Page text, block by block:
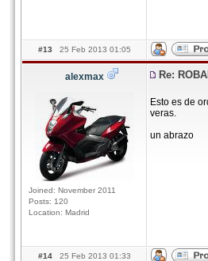
#13 25 Feb 2013 01:05
alexmax
Joined: November 2011
Posts: 120
Location: Madrid
Re:
Esto es de
veras.
un abrazo
#14 25 Feb 2013 01:33